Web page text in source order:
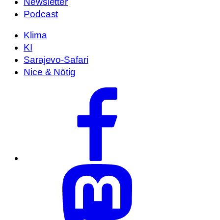
Podcast
Klima
KI
Sarajevo-Safari
Nice & Nötig